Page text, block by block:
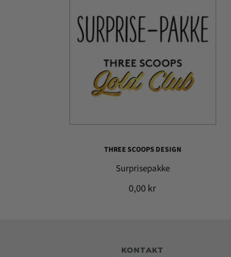
THREE SCOOPS DESIGN
Surprisepakke
0,00 kr
KONTAKT